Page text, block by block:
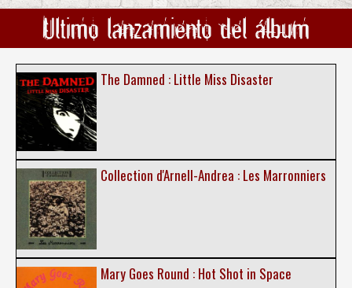
Ultimo lanzamiento del álbum
The Damned : Little Miss Disaster
Collection d'Arnell-Andrea : Les Marronniers
Mary Goes Round : Hot Shot in Space